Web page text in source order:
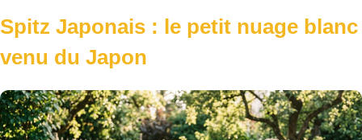
Spitz Japonais : le petit nuage blanc
venu du Japon